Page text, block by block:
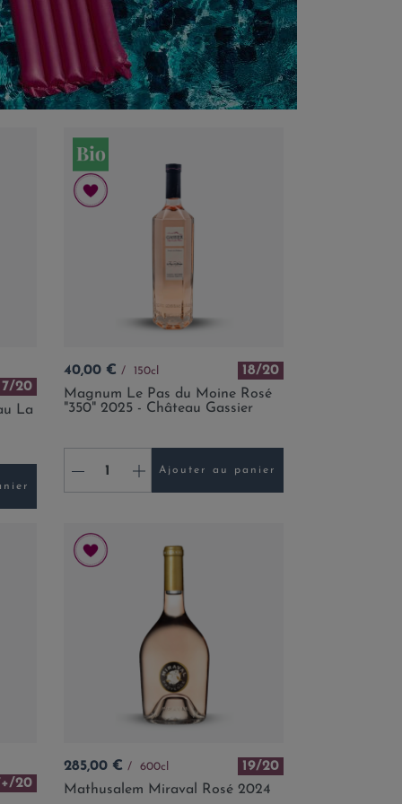
20
La
Prix
40,00 € 150cl
18/20
Magnum Le Pas du Moine Rosé
"350" 2025 - Château Gassier
- + Ajouter au panier
20
Prix
285,00 € 600cl
19/20
Mathusalem Miraval Rosé 2024